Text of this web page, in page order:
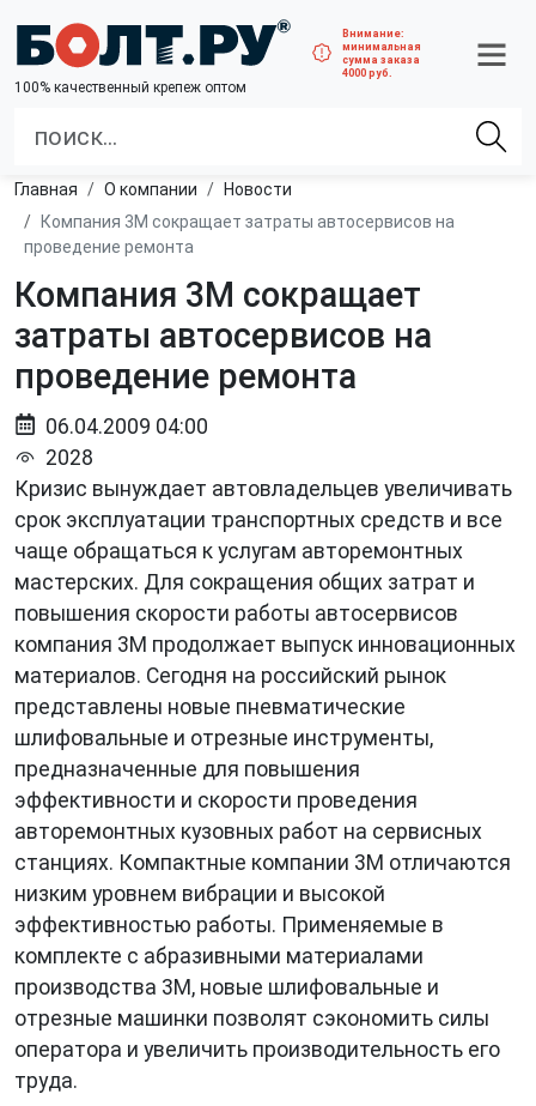
100% качественный крепеж оптом
Внимание:
минимальная
сумма заказа
4000 руб.
Главная О компании
Новости
Компания 3М сокращает затраты автосервисов на
проведение ремонта
Компания 3М сокращает
затраты автосервисов на
проведение ремонта
06.04.2009 04:00
2028
Кризис вынуждает автовладельцев увеличивать
срок эксплуатации транспортных средств и все
чаще обращаться к услугам авторемонтных
мастерских. Для сокращения общих затрат и
повышения скорости работы автосервисов
компания 3М продолжает выпуск инновационных
материалов. Сегодня на российский рынок
представлены новые пневматические
шлифовальные и отрезные инструменты,
предназначенные для повышения
эффективности и скорости проведения
авторемонтных кузовных работ на сервисных
станциях. Компактные компании 3М отличаются
низким уровнем вибрации и высокой
эффективностью работы. Применяемые в
комплекте с абразивными материалами
производства 3М, новые шлифовальные и
отрезные машинки позволят сэкономить силы
оператора и увеличить производительность его
труда.